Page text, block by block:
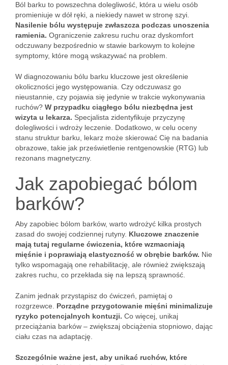
Ból barku to powszechna dolegliwość, która u wielu osób
promieniuje w dół ręki, a niekiedy nawet w stronę szyi.
Nasilenie bólu występuje zwłaszcza podczas unoszenia
ramienia. Ograniczenie zakresu ruchu oraz dyskomfort
odczuwany bezpośrednio w stawie barkowym to kolejne
symptomy, które mogą wskazywać na problem.
W diagnozowaniu bólu barku kluczowe jest określenie
okoliczności jego występowania. Czy odczuwasz go
nieustannie, czy pojawia się jedynie w trakcie wykonywania
ruchów? W przypadku ciągłego bólu niezbędna jest
wizyta u lekarza. Specjalista zidentyfikuje przyczynę
dolegliwości i wdroży leczenie. Dodatkowo, w celu oceny
stanu struktur barku, lekarz może skierować Cię na badania
obrazowe, takie jak prześwietlenie rentgenowskie (RTG) lub
rezonans magnetyczny.
Jak zapobiegać bólom
barków?
Aby zapobiec bólom barków, warto wdrożyć kilka prostych
zasad do swojej codziennej rutyny. Kluczowe znaczenie
mają tutaj regularne ćwiczenia, które wzmacniają
mięśnie i poprawiają elastyczność w obrębie barków. Nie
tylko wspomagają one rehabilitację, ale również zwiększają
zakres ruchu, co przekłada się na lepszą sprawność.
Zanim jednak przystąpisz do ćwiczeń, pamiętaj o
rozgrzewce. Porządne przygotowanie mięśni minimalizuje
ryzyko potencjalnych kontuzji. Co więcej, unikaj
przeciążania barków – zwiększaj obciążenia stopniowo, dając
ciału czas na adaptację.
Szczególnie ważne jest, aby unikać ruchów, które